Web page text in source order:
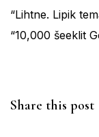
“Lihtne. Lipik
“10,000 šeeklit
Share this post